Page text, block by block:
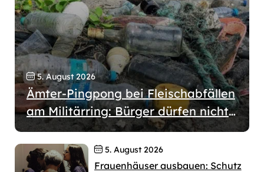
5. August 2026
Ämter-Pingpong bei Fleischabfällen
am Militärring: Bürger dürfen nicht
wochenlang allein gelassen werden
5. August 2026
Frauenhäuser ausbauen: Schutz